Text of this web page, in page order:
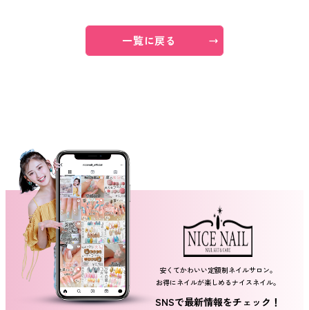
採用情報
一覧に戻る
安くてかわいい定額制ネイルサロン。
お得にネイルが楽しめるナイスネイル。
SNSで最新情報をチェック！